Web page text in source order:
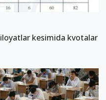
kesimida kvotalar